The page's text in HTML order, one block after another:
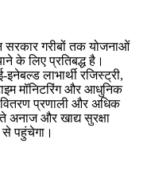
सरकार गरीबों तक योजनाओं
के लिए प्रतिबद्ध है।
लाभार्थी रजिस्ट्री,
मॉनिटरिंग और आधुनिक
प्रणाली और अधिक
अनाज और खाद्य सुरक्षा
से पहुंचेगा।